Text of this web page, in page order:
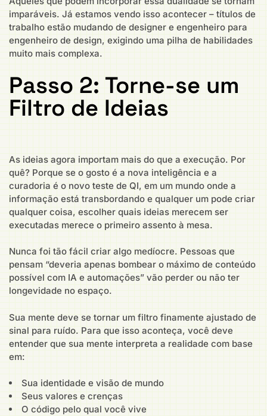
imparáveis. Já estamos vendo isso acontecer – títulos de
trabalho estão mudando de designer e engenheiro para
engenheiro de design, exigindo uma pilha de habilidades
muito mais complexa.
Passo 2: Torne-se um
Filtro de Ideias
As ideias agora importam mais do que a execução. Por
quê? Porque se o gosto é a nova inteligência e a
curadoria é o novo teste de QI, em um mundo onde a
informação está transbordando e qualquer um pode criar
qualquer coisa, escolher quais ideias merecem ser
executadas merece o primeiro assento à mesa.
Nunca foi tão fácil criar algo medíocre. Pessoas que
pensam “deveria apenas bombear o máximo de conteúdo
possível com IA e automações” vão perder ou não ter
longevidade no espaço.
Sua mente deve se tornar um filtro finamente ajustado de
sinal para ruído. Para que isso aconteça, você deve
entender que sua mente interpreta a realidade com base
em:
Sua identidade e visão de mundo
Seus valores e crenças
O código pelo qual você vive